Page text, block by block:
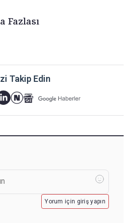
Fazlası
Takip Edin
Yorum için giriş yapın